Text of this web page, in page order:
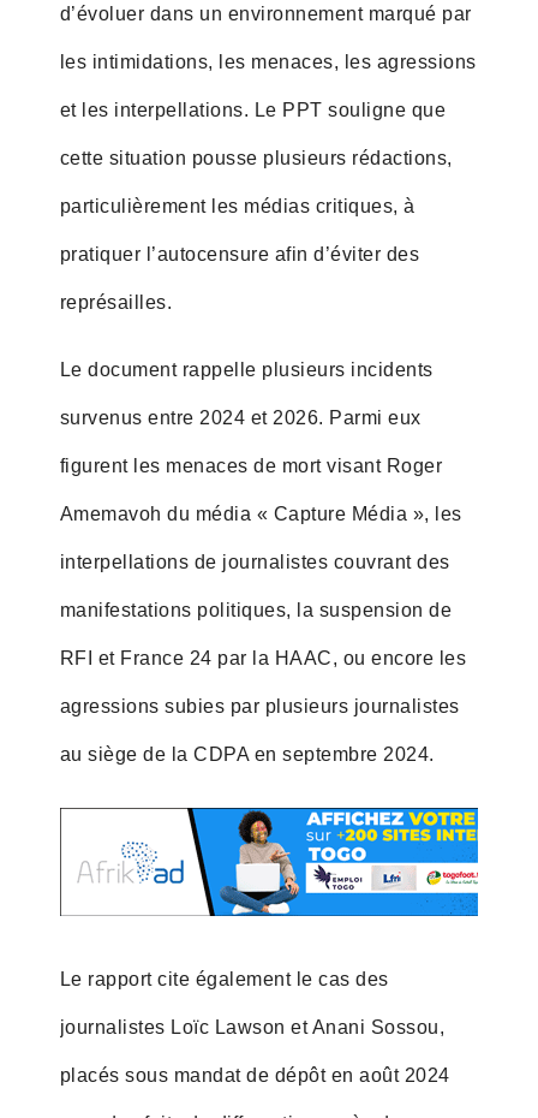
d’évoluer dans un environnement marqué par
les intimidations, les menaces, les agressions
et les interpellations. Le PPT souligne que
cette situation pousse plusieurs rédactions,
particulièrement les médias critiques, à
pratiquer l’autocensure afin d’éviter des
représailles.
Le document rappelle plusieurs incidents
survenus entre 2024 et 2026. Parmi eux
figurent les menaces de mort visant Roger
Amemavoh du média « Capture Média », les
interpellations de journalistes couvrant des
manifestations politiques, la suspension de
RFI et France 24 par la HAAC, ou encore les
agressions subies par plusieurs journalistes
au siège de la CDPA en septembre 2024.
Le rapport cite également le cas des
journalistes Loïc Lawson et Anani Sossou,
placés sous mandat de dépôt en août 2024